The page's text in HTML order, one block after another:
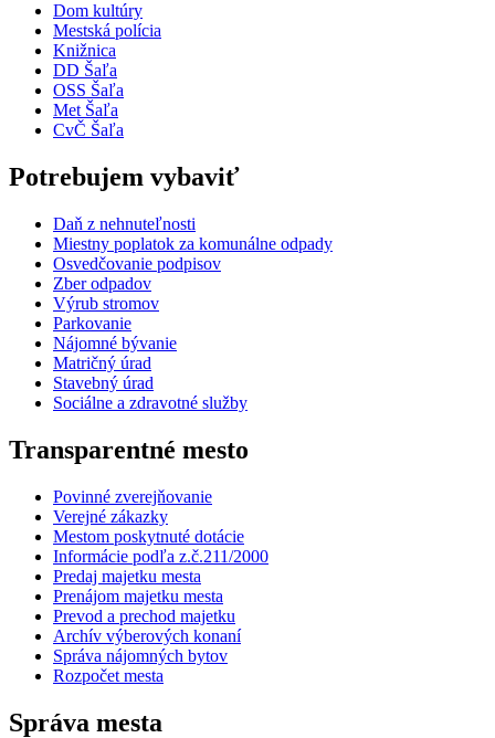
Dom kultúry
Mestská polícia
Knižnica
DD Šaľa
OSS Šaľa
Met Šaľa
CvČ Šaľa
Potrebujem vybaviť
Daň z nehnuteľnosti
Miestny poplatok za komunálne odpady
Osvedčovanie podpisov
Zber odpadov
Výrub stromov
Parkovanie
Nájomné bývanie
Matričný úrad
Stavebný úrad
Sociálne a zdravotné služby
Transparentné mesto
Povinné zverejňovanie
Verejné zákazky
Mestom poskytnuté dotácie
Informácie podľa z.č.211/2000
Predaj majetku mesta
Prenájom majetku mesta
Prevod a prechod majetku
Archív výberových konaní
Správa nájomných bytov
Rozpočet mesta
Správa mesta